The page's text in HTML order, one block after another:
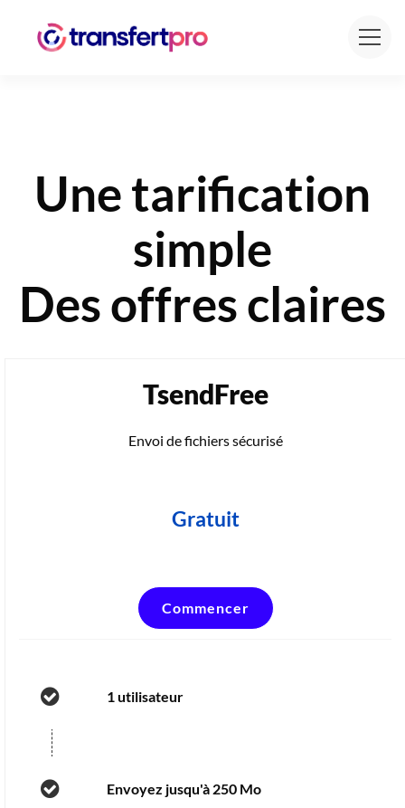
Une tarification
simple
Des offres claires
TsendFree
Envoi de fichiers sécurisé
Gratuit
Commencer
1 utilisateur
Envoyez jusqu'à 250 Mo